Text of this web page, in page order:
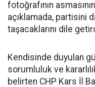
fotoğrafının
açıklamada, partisini
taşacaklarını dile
Kendisinde duyulan
sorumluluk ve
belirten CHP Kars İl